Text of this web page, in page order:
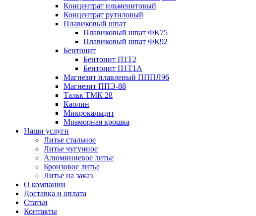
Концентрат ильменитовый
Концентрат рутиловый
Плавиковый шпат
Плавиковый шпат ФК75
Плавиковый шпат ФК92
Бентонит
Бентонит П1Т2
Бентонит П1Т1А
Магнезит плавленый ПППЛ96
Магнезит ППЭ-88
Тальк ТМК 28
Каолин
Микрокальцит
Мраморная крошка
Наши услуги
Литье стальное
Литье чугунное
Алюминиевое литье
Бронзовое литье
Литье на заказ
О компании
Доставка и оплата
Статьи
Контакты